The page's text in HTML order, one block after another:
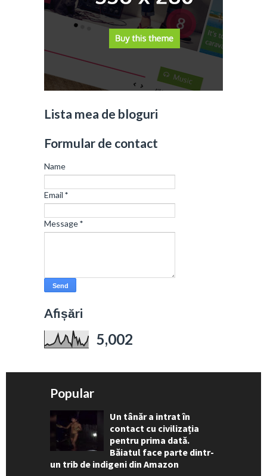
Lista mea de bloguri
Formular de contact
Name
Email *
Message*
Afișări
5,002
Popular
Un tânăr a intrat în
contact cu civilizația
pentru prima dată.
Băiatul face parte dintr-
un trib de indigeni din Amazon